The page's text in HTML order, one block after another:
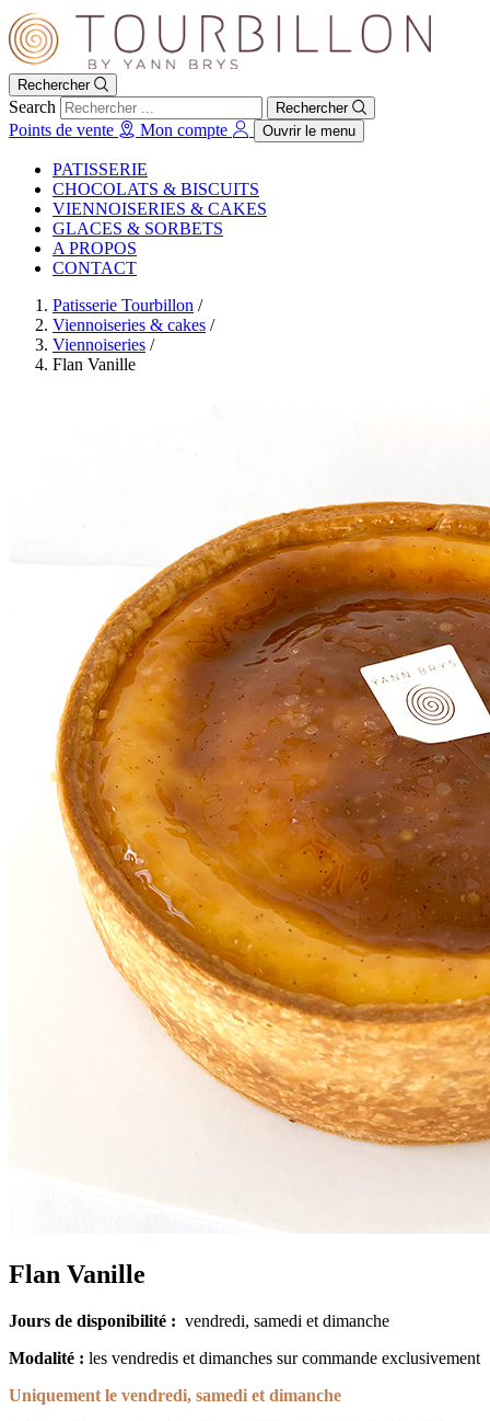
Rechercher
Search Rechercher
Points de vente Mon compte Ouvrir le menu
PATISSERIE
CHOCOLATS & BISCUITS
VIENNOISERIES & CAKES
GLACES & SORBETS
A PROPOS
CONTACT
Patisserie Tourbillon /
Viennoiseries & cakes /
Viennoiseries /
Flan Vanille
Flan Vanille
Jours de disponibilité : vendredi, samedi et dimanche
Modalité : les vendredis et dimanches sur commande exclusivement
Uniquement le vendredi, samedi et dimanche